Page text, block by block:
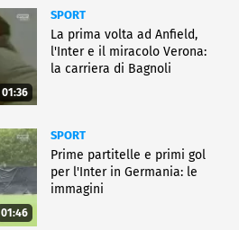
01:36
SPORT
La prima volta ad Anfield,
l'Inter e il miracolo Verona:
la carriera di Bagnoli
01:46
SPORT
Prime partitelle e primi gol
per l'Inter in Germania: le
immagini